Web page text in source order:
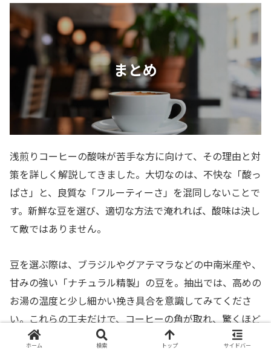
まとめ
浅煎りコーヒーの酸味が苦手な方に向けて、その理由と対
策を詳しく解説してきました。大切なのは、不快な「酸っ
ぱさ」と、良質な「フルーティーさ」を混同しないことで
す。新鮮な豆を選び、適切な方法で淹れれば、酸味は決し
て敵ではありません。
豆を選ぶ際は、ブラジルやグアテマラなどの中南米産や、
甘みの強い「ナチュラル精製」の豆を。抽出では、高めの
お湯の温度と少し細かい挽き具合を意識してみてくださ
い。これらの工夫だけで、コーヒーの角が取れ、驚くほど
まろやかで甘い一杯に仕上がります。
ホーム 検索 トップ サイドバー